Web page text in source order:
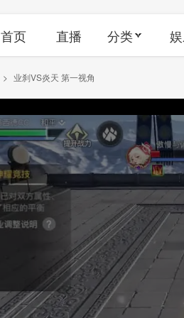
首页 直播 分类
> 业刹VS炎天 第一视角